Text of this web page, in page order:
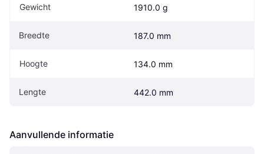
Gewicht 1910.0 g
Breedte 187.0 mm
Hoogte 134.0 mm
Lengte 442.0 mm
Aanvullende informatie